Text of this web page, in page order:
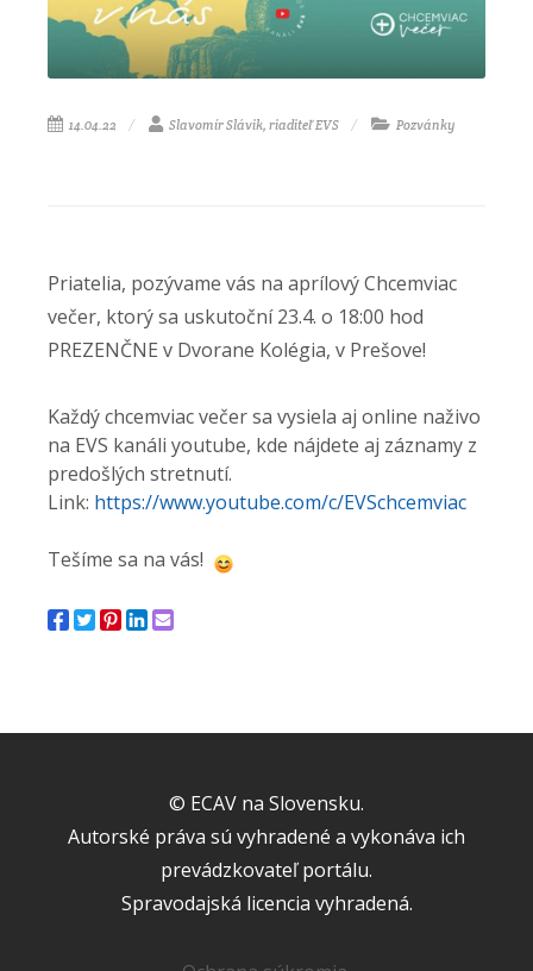
14.04.22 Slavomír Slávik, riaditeľ EVS Pozvánky
Priatelia, pozývame vás na aprílový Chcemviac
večer, ktorý sa uskutoční 23.4. o 18:00 hod
PREZENČNE v Dvorane Kolégia, v Prešove!
Každý chcemviac večer sa vysiela aj online naživo
na EVS kanáli youtube, kde nájdete aj záznamy z
predošlých stretnutí.
Link: https://www.youtube.com/c/EVSchcemviac
Tešíme sa na vás!
© ECAV na Slovensku.
Autorské práva sú vyhradené a vykonáva ich
prevádzkovateľ portálu.
Spravodajská licencia vyhradená.